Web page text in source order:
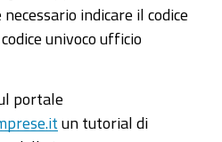
indicare il codice
univoco ufficio
portale
un tutorial di